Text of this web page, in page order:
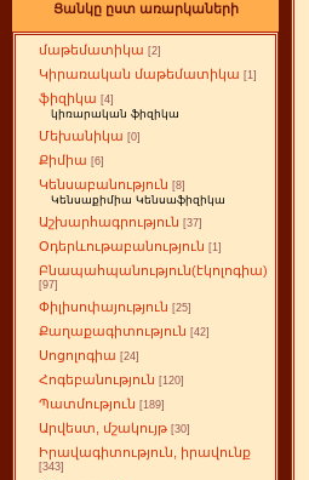
Ցանկը ըստ առարկաների
մաթեմատիկա [2]
Կիրառական մաթեմատիկա [1]
ֆիզիկա [4]
կիռարական ֆիզիկա
Մեխանիկա [0]
Քիմիա [6]
Կենսաբանություն [8]
Կենսաքիմիա Կենսաֆիզիկա
Աշխարհագրություն [37]
Օդերևութաբանություն [1]
Բնապահպանություն(էկոլոգիա)
[97]
Փիլիսոփայություն [25]
Քաղաքագիտություն [42]
Սոցոլոգիա [24]
Հոգեբանություն [120]
Պատմություն [189]
Արվեստ, մշակույթ [30]
Իրավագիտություն, իրավունք
[343]